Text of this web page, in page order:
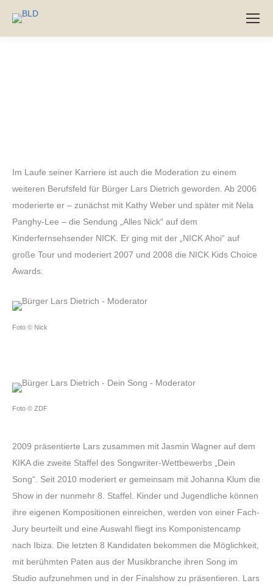
Im Laufe seiner Karriere ist auch die Moderation zu einem
weiteren Berufsfeld für Bürger Lars Dietrich geworden. Ab 2006
moderierte er – zunächst mit Kathy Weber und später mit Nela
Panghy-Lee – die Sendung „Alles Nick“ auf dem
Kinderfernsehsender NICK. Er ging mit der „NICK Ahoi“ auf
große Tour und moderiert 2007 und 2008 die NICK Kids Choice
Awards.
Foto © Nick
Foto © ZDF
2009 präsentierte Lars zusammen mit Jasmin Wagner auf dem
KIKA die zweite Staffel des Songwriter-Wettbewerbs „Dein
Song“. Seit 2010 moderiert er gemeinsam mit Johanna Klum die
Show in der nunmehr 8. Staffel. Kinder und Jugendliche können
ihre eigenen Kompositionen einreichen, werden von einer Fach-
Jury beurteilt und eine Auswahl fliegt ins Komponistencamp
nach Ibiza. Die letzten 8 Kandidaten bekommen die Möglichkeit,
mit berühmten Paten aus der Musikbranche ihren Song im
Studio aufzunehmen und in der Finalshow zu präsentieren. Lars